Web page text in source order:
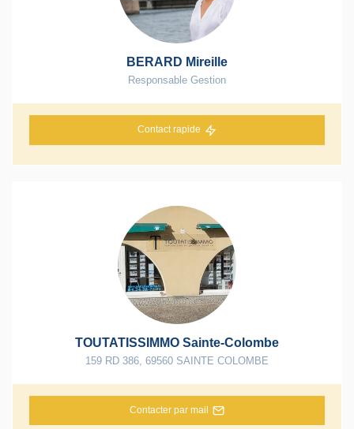
BERARD Mireille
Responsable Gestion
Contact rapide
TOUTATISSIMMO Sainte-Colombe
159 RD 386 69560 SAINTE COLOMBE
Contacter par mail